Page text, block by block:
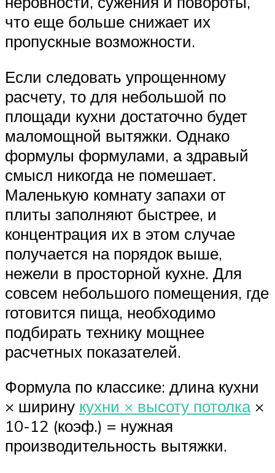
что еще больше снижает их
пропускные возможности.
Если следовать упрощенному
расчету, то для небольшой по
площади кухни достаточно будет
маломощной вытяжки. Однако
формулы формулами, а здравый
смысл никогда не помешает.
Маленькую комнату запахи от
плиты заполняют быстрее, и
концентрация их в этом случае
получается на порядок выше,
нежели в просторной кухне. Для
совсем небольшого помещения, где
готовится пища, необходимо
подбирать технику мощнее
расчетных показателей.
Формула по классике: длина кухни
× ширину кухни × высоту потолка×
10-12 (коэф.) = нужная
производительность вытяжки.